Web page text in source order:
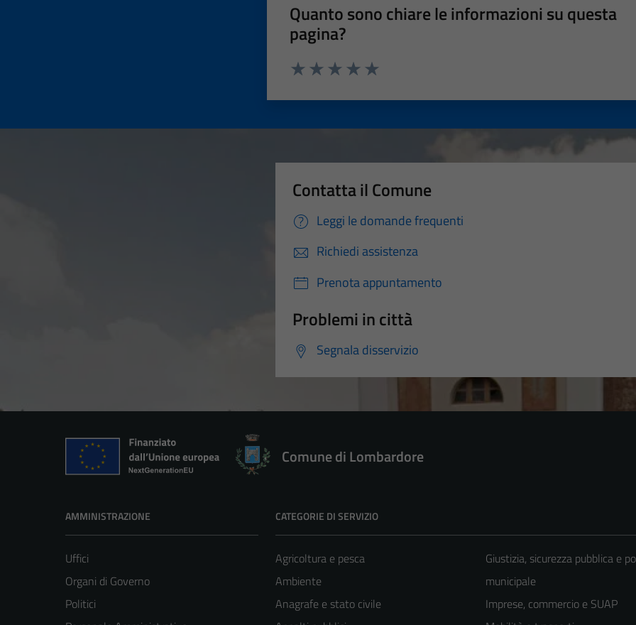
Quanto sono chiare le informazioni su questa
pagina?
Contatta il Comune
Leggi le domande frequenti
Richiedi assistenza
Prenota appuntamento
Problemi in città
Segnala disservizio
Comune di Lombardore
AMMINISTRAZIONE
Uffici
Organi di Governo
Politici
CATEGORIE DI SERVIZIO
Agricoltura e pesca
Ambiente
Anagrafe e stato civile
Giustizia, sicurezza pubblica e
municipale
Imprese, commercio e SUAP